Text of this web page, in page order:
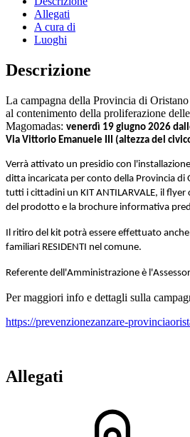
Allegati
A cura di
Luoghi
Descrizione
La campagna della Provincia di
al contenimento della proliferazione
Magomadas: venerdì 19 giugno 2026
Via Vittorio Emanuele III (altezza del
Verrà attivato un presidio con
ditta incaricata per conto della Provincia di
tutti i cittadini un KIT ANTILARVALE, il
del prodotto e la brochure informativa
Il ritiro del kit potrà essere effettuato
familiari RESIDENTI nel comune.
Referente dell'Amministrazione è
Per maggiori info e dettagli sulla
https://prevenzionezanzare-
Allegati